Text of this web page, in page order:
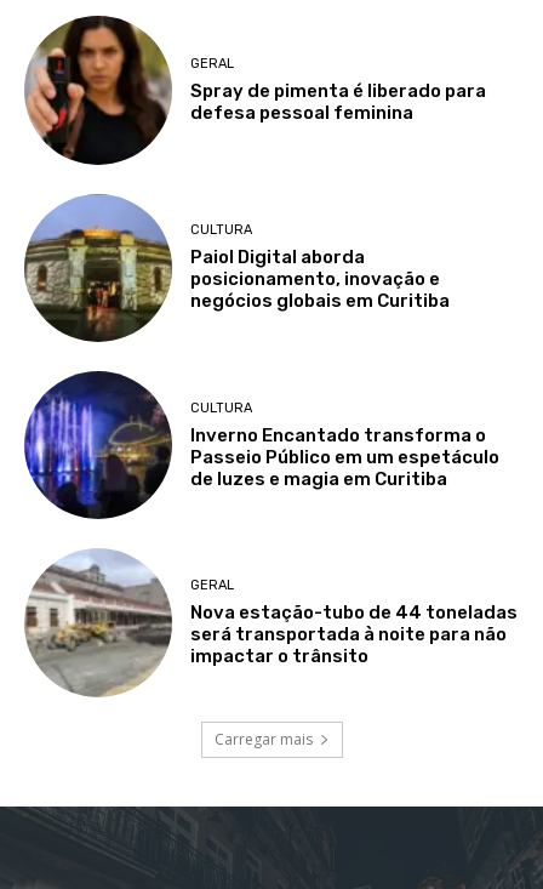
GERAL
Spray de pimenta é liberado para
defesa pessoal feminina
CULTURA
Paiol Digital aborda
posicionamento, inovação e
negócios globais em Curitiba
CULTURA
Inverno Encantado transforma o
Passeio Público em um espetáculo
de luzes e magia em Curitiba
GERAL
Nova estação-tubo de 44 toneladas
será transportada à noite para não
impactar o trânsito
Carregar mais